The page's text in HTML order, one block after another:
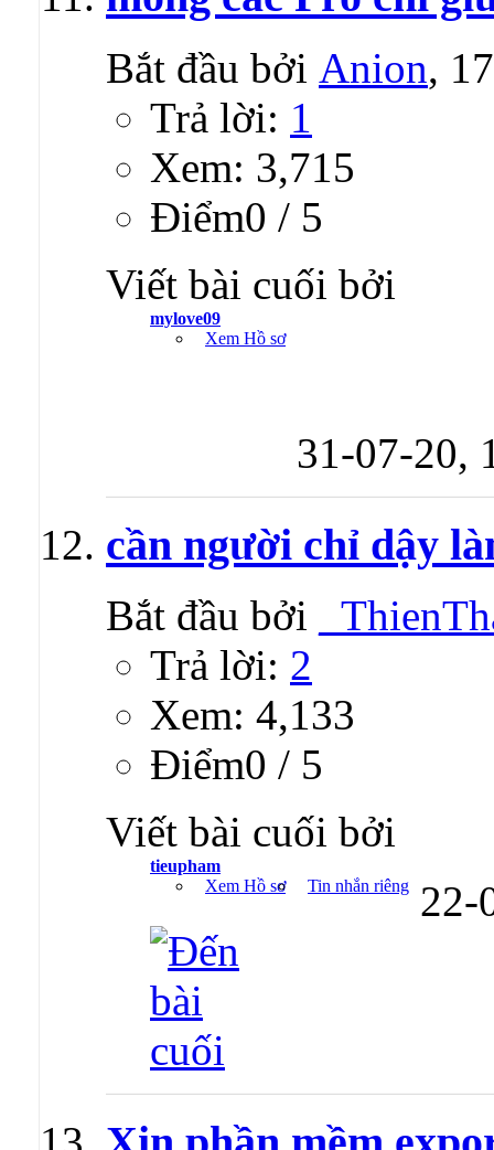
Bắt đầu bởi Anion,
Trả lời: 1
Xem: 3,715
Ðiểm0 / 5
Viết bài cuối bởi
mylove09
Xem Hồ sơ
31-07-20,
cần người chỉ dậy
Bắt đầu bởi
Trả lời: 2
Xem: 4,133
Ðiểm0 / 5
Viết bài cuối bởi
tieupham
Xem Hồ sơ
Tin nhắn riêng 22-